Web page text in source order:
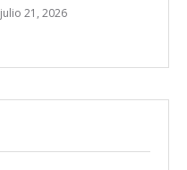
julio 21, 2026